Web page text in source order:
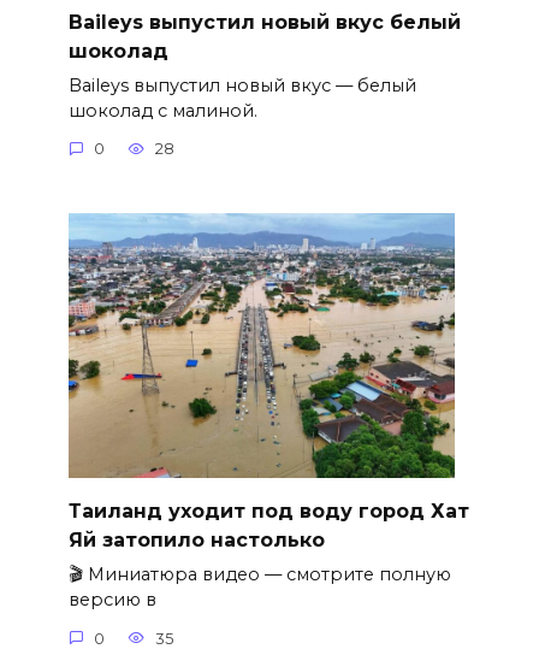
Baileys выпустил новый вкус белый
шоколад
Baileys выпустил новый вкус — белый
шоколад с малиной.
0 28
Таиланд уходит под воду город Хат
Яй затопило настолько
🎬 Миниатюра видео — смотрите полную
версию в
0 35